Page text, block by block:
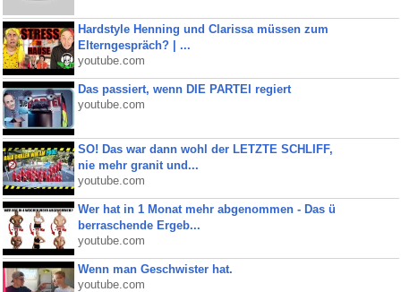
Hardstyle Henning und Clarissa müssen zum
Elterngespräch? | ...
youtube.com
Das passiert, wenn DIE PARTEI regiert
youtube.com
SO! Das war dann wohl der LETZTE SCHLIFF,
nie mehr granit und...
youtube.com
Wer hat in 1 Monat mehr abgenommen - Das ü
berraschende Ergeb...
youtube.com
Wenn man Geschwister hat.
youtube.com